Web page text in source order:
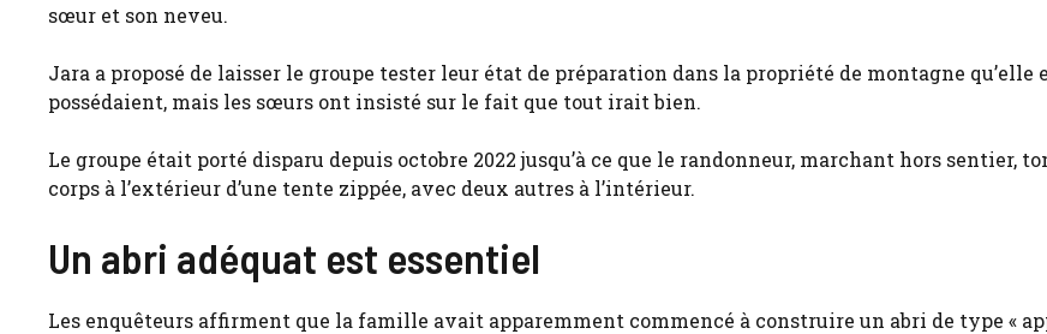
sœur et son neveu.
Jara a proposé de laisser le groupe tester leur état de préparation dans la propriété de montagne qu’elle
possédaient, mais les sœurs ont insisté sur le fait que tout irait bien.
Le groupe était porté disparu depuis octobre 2022 jusqu’à ce que le randonneur, marchant hors sentier,
corps à l’extérieur d’une tente zippée, avec deux autres à l’intérieur.
Un abri adéquat est essentiel
Les enquêteurs affirment que la famille avait apparemment commencé à construire un abri de type «